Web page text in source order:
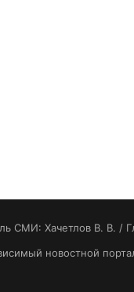
СМИ: Хaчeтлoв B. B. /
новостной